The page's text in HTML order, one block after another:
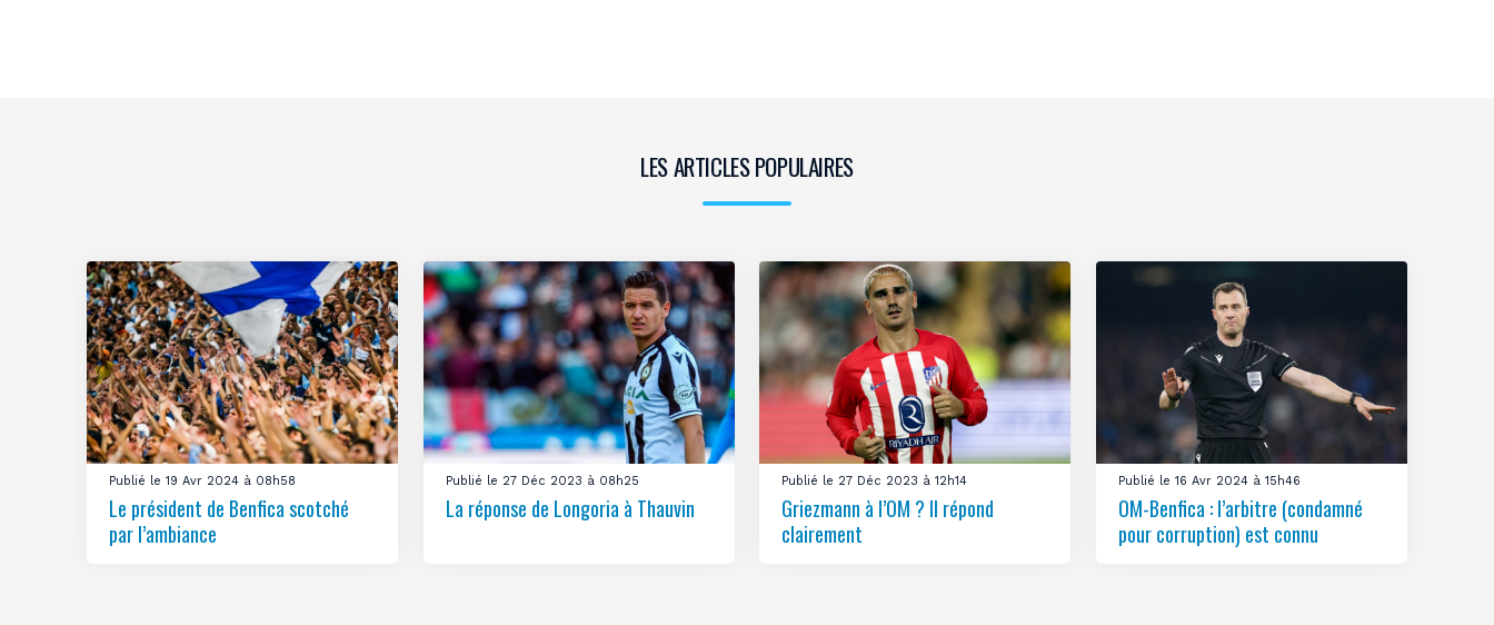
LES ARTICLES POPULAIRES
Publié le 19 Avr 2024 à 08h58
Le président de Benfica scotché
par l’ambiance
Publié le 27 Déc 2023 à 08h25
La réponse de Longoria à Thauvin
Publié le 27 Déc 2023 à 12h14
Griezmann à l’OM ? Il répond
clairement
Publié le 16 Avr 2024 à 15h46
OM-Benfica : l’arbitre (condamné
pour corruption) est connu